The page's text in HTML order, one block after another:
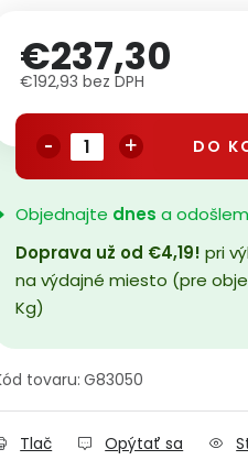
€237,30
€192,93 bez DPH
DO
Objednajte dnes a
Doprava už od €4,19! pri
na výdajné miesto (pre
Kg)
tovaru: G83050
Tlač Opýtať sa